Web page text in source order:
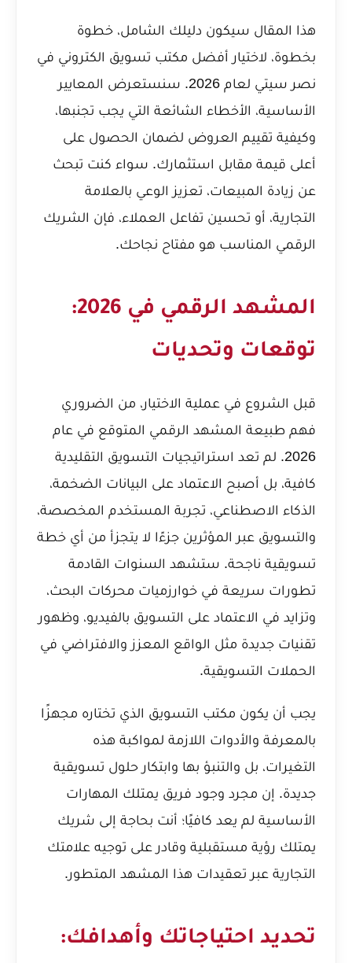
هذا المقال سيكون دليلك الشامل، خطوة
بخطوة، لاختيار أفضل مكتب تسويق الكتروني في
نصر سيتي لعام 2026. سنستعرض المعايير
الأساسية، الأخطاء الشائعة التي يجب تجنبها،
وكيفية تقييم العروض لضمان الحصول على
أعلى قيمة مقابل استثمارك. سواء كنت تبحث
عن زيادة المبيعات، تعزيز الوعي بالعلامة
التجارية، أو تحسين تفاعل العملاء، فإن الشريك
الرقمي المناسب هو مفتاح نجاحك.
المشهد الرقمي في 2026:
توقعات وتحديات
قبل الشروع في عملية الاختيار، من الضروري
فهم طبيعة المشهد الرقمي المتوقع في عام
2026. لم تعد استراتيجيات التسويق التقليدية
كافية، بل أصبح الاعتماد على البيانات الضخمة،
الذكاء الاصطناعي، تجربة المستخدم المخصصة،
والتسويق عبر المؤثرين جزءًا لا يتجزأ من أي خطة
تسويقية ناجحة. ستشهد السنوات القادمة
تطورات سريعة في خوارزميات محركات البحث،
وتزايد في الاعتماد على التسويق بالفيديو، وظهور
تقنيات جديدة مثل الواقع المعزز والافتراضي في
الحملات التسويقية.
يجب أن يكون مكتب التسويق الذي تختاره مجهزًا
بالمعرفة والأدوات اللازمة لمواكبة هذه
التغيرات، بل والتنبؤ بها وابتكار حلول تسويقية
جديدة. إن مجرد وجود فريق يمتلك المهارات
الأساسية لم يعد كافيًا؛ أنت بحاجة إلى شريك
يمتلك رؤية مستقبلية وقادر على توجيه علامتك
التجارية عبر تعقيدات هذا المشهد المتطور.
تحديد احتياجاتك وأهدافك: